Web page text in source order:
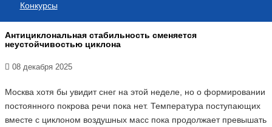
Конкурсы
Антициклональная стабильность сменяется
неустойчивостью циклона
08 декабря 2025
Москва хотя бы увидит снег на этой неделе, но о формировании
постоянного покрова речи пока нет. Температура поступающих
вместе с циклоном воздушных масс пока продолжает превышать